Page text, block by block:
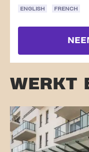
ENGLISH FRENCH
WERKT